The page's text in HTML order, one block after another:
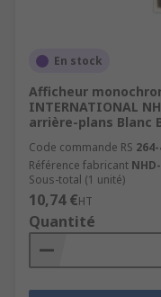
En stock
Afficheur
INTERNATIONAL
arrière-plans Blanc
Code commande RS
Référence fabricant
Sous-total (1 unité)
10,74 €HT
Quantité